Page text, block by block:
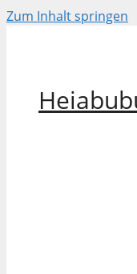
Zum Inhalt springen